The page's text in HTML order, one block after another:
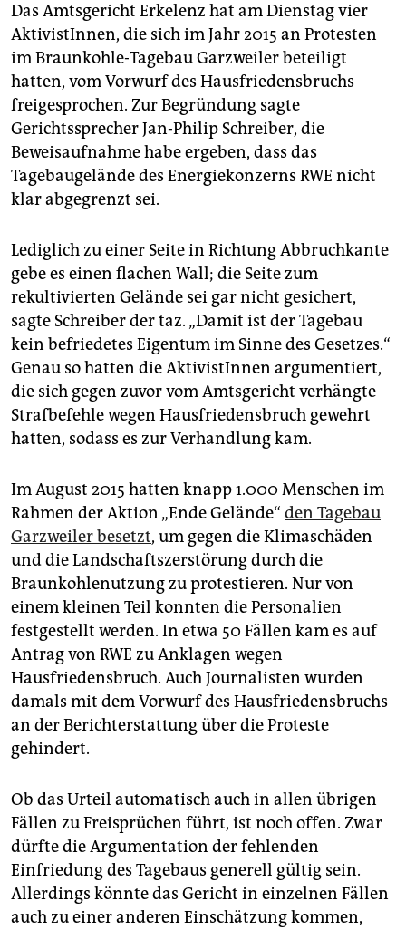
abo
genossenschaft
epaper login
Das Amtsgericht Erkelenz hat am Dienstag vier
AktivistInnen, die sich im Jahr 2015 an Protesten
im Braunkohle-Tagebau Garzweiler beteiligt
hatten, vom Vorwurf des Hausfriedensbruchs
freigesprochen. Zur Begründung sagte
Gerichtssprecher Jan-Philip Schreiber, die
Beweisaufnahme habe ergeben, dass das
Tagebaugelände des Energiekonzerns RWE nicht
klar abgegrenzt sei.
Lediglich zu einer Seite in Richtung Abbruchkante
gebe es einen flachen Wall; die Seite zum
rekultivierten Gelände sei gar nicht gesichert,
sagte Schreiber der taz. „Damit ist der Tagebau
kein befriedetes Eigentum im Sinne des Gesetzes.“
Genau so hatten die AktivistInnen argumentiert,
die sich gegen zuvor vom Amtsgericht verhängte
Strafbefehle wegen Hausfriedensbruch gewehrt
hatten, sodass es zur Verhandlung kam.
Im August 2015 hatten knapp 1.000 Menschen im
Rahmen der Aktion „Ende Gelände“ den Tagebau
Garzweiler besetzt, um gegen die Klimaschäden
und die Landschaftszerstörung durch die
Braunkohlenutzung zu protestieren. Nur von
einem kleinen Teil konnten die Personalien
festgestellt werden. In etwa 50 Fällen kam es auf
Antrag von RWE zu Anklagen wegen
Hausfriedensbruch. Auch Journalisten wurden
damals mit dem Vorwurf des Hausfriedensbruchs
an der Berichterstattung über die Proteste
gehindert.
Ob das Urteil automatisch auch in allen übrigen
Fällen zu Freisprüchen führt, ist noch offen. Zwar
dürfte die Argumentation der fehlenden
Einfriedung des Tagebaus generell gültig sein.
Allerdings könnte das Gericht in einzelnen Fällen
auch zu einer anderen Einschätzung kommen,